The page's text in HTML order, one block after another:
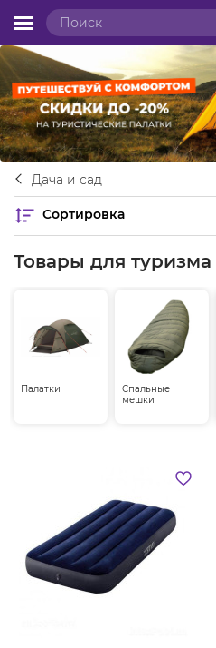
Дача и сад
Сортировка
Товары для туризма
Палатки
Спальные
мешки